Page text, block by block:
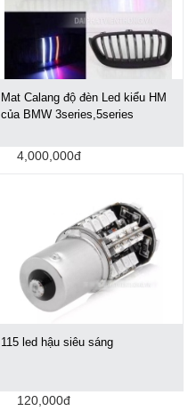
Mat Calang độ đèn Led kiểu HM
của BMW 3series,5series
4,000,000đ
115 led hậu siêu sáng
120,000đ